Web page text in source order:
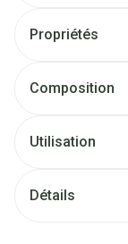
Propriétés
Composition
Utilisation
Détails